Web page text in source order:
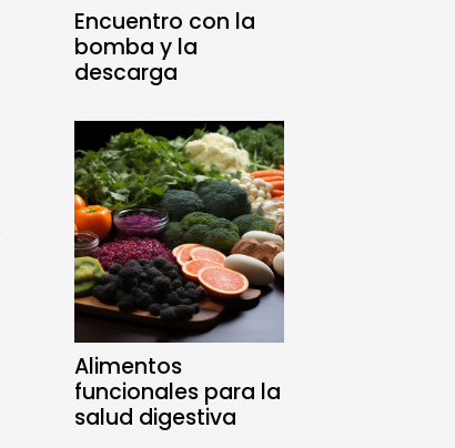
Encuentro con la
bomba y la
descarga
Alimentos
funcionales para la
salud digestiva